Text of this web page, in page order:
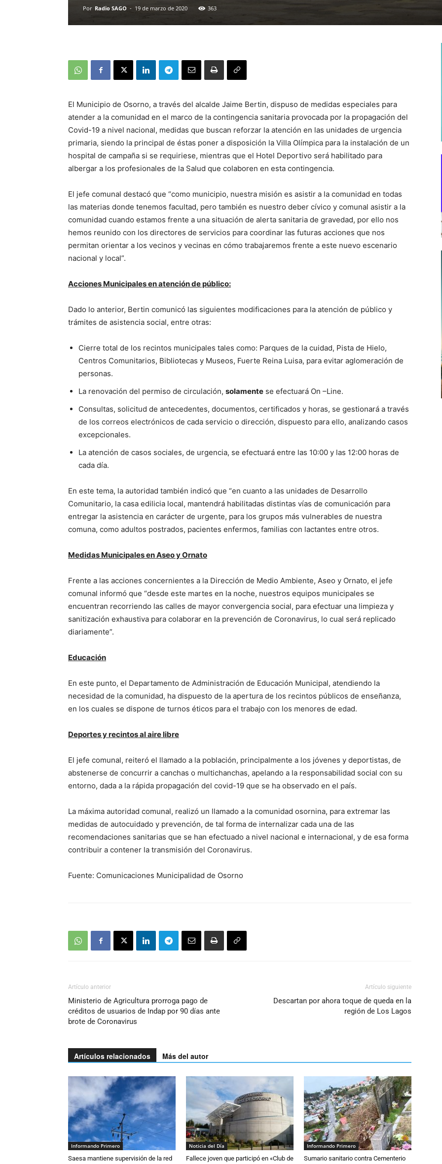
Por Radio SAGO - 19 de marzo de 2020 363
El Municipio de Osorno, a través del alcalde Jaime Bertin, dispuso de medidas especiales para
atender a la comunidad en el marco de la contingencia sanitaria provocada por la propagación del
Covid-19 a nivel nacional, medidas que buscan reforzar la atención en las unidades de urgencia
primaria, siendo la principal de éstas poner a disposición la Villa Olímpica para la instalación de un
hospital de campaña si se requiriese, mientras que el Hotel Deportivo será habilitado para
albergar a los profesionales de la Salud que colaboren en esta contingencia.
El jefe comunal destacó que “como municipio, nuestra misión es asistir a la comunidad en todas
las materias donde tenemos facultad, pero también es nuestro deber cívico y comunal asistir a la
comunidad cuando estamos frente a una situación de alerta sanitaria de gravedad, por ello nos
hemos reunido con los directores de servicios para coordinar las futuras acciones que nos
permitan orientar a los vecinos y vecinas en cómo trabajaremos frente a este nuevo escenario
nacional y local”.
Acciones Municipales en atención de público:
Dado lo anterior, Bertin comunicó las siguientes modificaciones para la atención de público y
trámites de asistencia social, entre otras:
Cierre total de los recintos municipales tales como: Parques de la cuidad, Pista de Hielo,
Centros Comunitarios, Bibliotecas y Museos, Fuerte Reina Luisa, para evitar aglomeración de
personas.
La renovación del permiso de circulación, solamente se efectuará On –Line.
Consultas, solicitud de antecedentes, documentos, certificados y horas, se gestionará a través
de los correos electrónicos de cada servicio o dirección, dispuesto para ello, analizando casos
excepcionales.
La atención de casos sociales, de urgencia, se efectuará entre las 10:00 y las 12:00 horas de
cada día.
En este tema, la autoridad también indicó que “en cuanto a las unidades de Desarrollo
Comunitario, la casa edilicia local, mantendrá habilitadas distintas vías de comunicación para
entregar la asistencia en carácter de urgente, para los grupos más vulnerables de nuestra
comuna, como adultos postrados, pacientes enfermos, familias con lactantes entre otros.
Medidas Municipales en Aseo y Ornato
Frente a las acciones concernientes a la Dirección de Medio Ambiente, Aseo y Ornato, el jefe
comunal informó que “desde este martes en la noche, nuestros equipos municipales se
encuentran recorriendo las calles de mayor convergencia social, para efectuar una limpieza y
sanitización exhaustiva para colaborar en la prevención de Coronavirus, lo cual será replicado
diariamente”.
Educación
En este punto, el Departamento de Administración de Educación Municipal, atendiendo la
necesidad de la comunidad, ha dispuesto de la apertura de los recintos públicos de enseñanza,
en los cuales se dispone de turnos éticos para el trabajo con los menores de edad.
Deportes y recintos al aire libre
El jefe comunal, reiteró el llamado a la población, principalmente a los jóvenes y deportistas, de
abstenerse de concurrir a canchas o multichanchas, apelando a la responsabilidad social con su
entorno, dada a la rápida propagación del covid-19 que se ha observado en el país.
La máxima autoridad comunal, realizó un llamado a la comunidad osornina, para extremar las
medidas de autocuidado y prevención, de tal forma de internalizar cada una de las
recomendaciones sanitarias que se han efectuado a nivel nacional e internacional, y de esa forma
contribuir a contener la transmisión del Coronavirus.
Fuente: Comunicaciones Municipalidad de Osorno
Artículo anterior
Ministerio de Agricultura prorroga pago de
créditos de usuarios de Indap por 90 días ante
brote de Coronavirus
Artículo siguiente
Descartan por ahora toque de queda en la
región de Los Lagos
Artículos relacionados Más del autor
Informando Primero
Saesa mantiene supervisión de la red
Noticia del Día
Fallece joven que participó en «Club de
Informando Primero
Sumario sanitario contra Cementerio